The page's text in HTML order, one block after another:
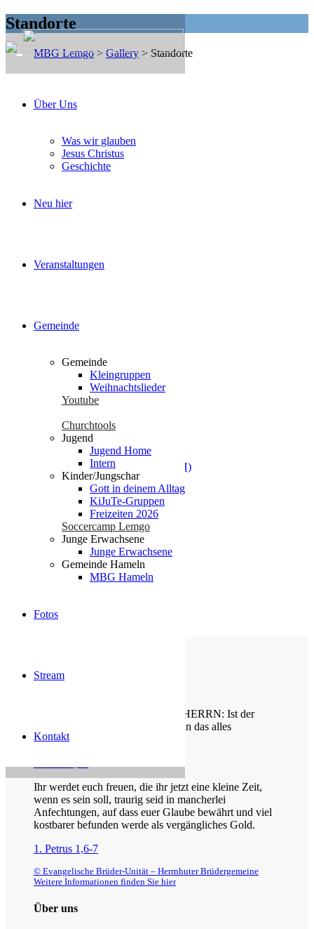
Über Uns
Was wir glauben
Jesus Christus
Geschichte
Neu hier
Veranstaltungen
Gemeinde
Gemeinde
Kleingruppen
Weihnachtslieder
Youtube
Churchtools
Jugend
Jugend Home
Intern
Kinder/Jungschar
Gott in deinem Alltag
KiJuTe-Gruppen
Freizeiten 2026
Soccercamp Lemgo
Junge Erwachsene
Junge Erwachsene
Gemeinde Hameln
MBG Hameln
Fotos
Stream
Kontakt
Standorte
MBG Lemgo > Gallery > Standorte
von Rudi Hecht
29. April 2018von Rudi Hecht
Am Bauhof 14a
Gideon sprach zu dem Engel des HERRN: Ist der
HERR mit uns, warum ist uns dann das alles
widerfahren?
Ihr werdet euch freuen, die ihr jetzt eine kleine Zeit,
wenn es sein soll, traurig seid in mancherlei
Anfechtungen, auf dass euer Glaube bewährt und viel
kostbarer befunden werde als vergängliches Gold.
1. Petrus 1,6-7
© Evangelische Brüder-Unität – Herrnhuter Brüdergemeine
Weitere Informationen finden Sie hier
Über uns